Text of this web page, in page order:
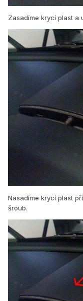
Zasadíme krycí plast a
Nasadíme krycí plast
šroub.